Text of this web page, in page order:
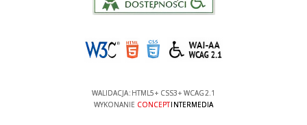
WALIDACJA: HTML5+ CSS3+ WCAG 2.1
WYKONANIE CONCEPTINTERMEDIA